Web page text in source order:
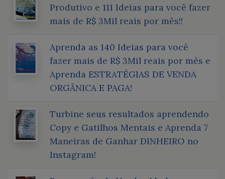
Produtivo e 111 Ideias para você fazer
mais de R$ 3Mil reais por mês!!
Aprenda as 140 Ideias para você
fazer mais de R$ 3Mil reais por mês e
Aprenda ESTRATÉGIAS DE VENDA
ORGÂNICA E PAGA!
Turbine seus resultados aprendendo
Copy e Gatilhos Mentais e Aprenda 7
Maneiras de Ganhar DINHEIRO no
Instagram!